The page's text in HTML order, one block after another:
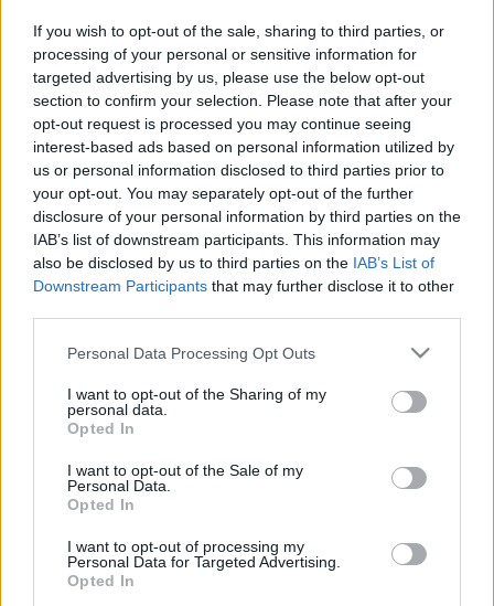
If you wish to opt-out of the sale, sharing to third parties, or
processing of your personal or sensitive information for
targeted advertising by us, please use the below opt-out
section to confirm your selection. Please note that after your
opt-out request is processed you may continue seeing
interest-based ads based on personal information utilized by
us or personal information disclosed to third parties prior to
your opt-out. You may separately opt-out of the further
disclosure of your personal information by third parties on the
IAB’s list of downstream participants. This information may
also be disclosed by us to third parties on the IAB’s List of
Downstream Participants that may further disclose it to other
Please note that this website/app uses one or more Google
not limited to your visit or usage behaviour. You may click to
grant or deny consent to Google and its third-party tags to
use your data for below specified purposes in below Google
consent section.
Personal Data Processing Opt Outs
I want to opt-out of the Sharing of my
personal data.
Opted In
I want to opt-out of the Sale of my
Personal Data.
Opted In
I want to opt-out of processing my
Personal Data for Targeted Advertising.
Opted In
Papucs, tusfürdő, köntös és varrókészlet: ezeknek mindig lába
kél.
SZÁZ SZOBÁS HOTELT ÉPÍT A ZALAEGERSZEGI
ÖNKORMÁNYZAT
2023. január. 03. 16:03
105 millió forintért tervezik meg. Az üzemeltetést egy
franchise partnerrel oldanák meg.
LAKÁSOK LESZNEK A VOLT FORTUNA HOTEL
ÉPÜLETÉBEN SZOMBATHELYEN
2022. december. 20. 16:16
Három lakást és egy bérelhető apartmant alakítanak ki. Nem
KÉT ÉVE MÉG AZZAL PRÓBÁLTA LEJÁRATNI
NEMÉNY ANDRÁS, SZOMBATHELYI
POLGÁRMESTERT A FIDESZ-SAJTÓ, HOGY
FELESLEGESEN AKAR SZÁLLODÁT ÉPÍTENI,
MÁRA PEDIG EGYETLEN NAGY SZÁLLÁSHELY
2022. szeptember. 13. 07:19
Nagyszálló, Claudius, most pedig a Pelikán Hotel bezárása ver
BEZÁR A SZOMBATHELYI PARK HOTEL PELIKÁN
2022. szeptember. 09. 15:39